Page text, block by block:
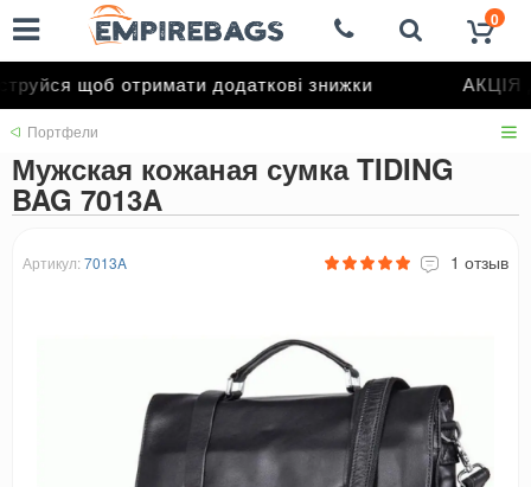
щоб отримати додаткові знижки АКЦІЯ
0
Портфели
Мужская кожаная сумка TIDING
BAG 7013A
Артикул: 7013A 1 отзыв